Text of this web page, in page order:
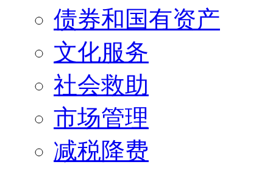
债券和国有资产
文化服务
社会救助
市场管理
减税降费